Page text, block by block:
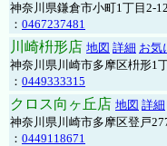
神奈川県鎌倉市小町1丁目2-
： 0467237481
川崎枡形店 地図 詳細 お気
神奈川県川崎市多摩区枡形1
： 0449333315
クロス向ヶ丘店 地図 詳細
神奈川県川崎市多摩区登戸
： 0449118671